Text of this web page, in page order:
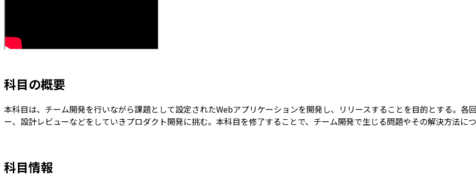
科目の概要
本科目は、チーム開発を行いながら課題として設定されたWebアプリケーションを開発し、リリースすることを目的とする。各
ー、設計レビューなどをしていきプロダクト開発に挑む。本科目を修了することで、チーム開発で生じる問題やその解決方法に
科目情報